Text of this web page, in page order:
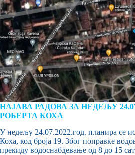
НАЈАВА РАДОВА ЗА НЕДЕЉУ
РОБЕРТА КОХА
У недељу 24.07.2022.год. планира се
Коха, код броја 19. Због поправке
прекиду водоснабдевање од 8 до 15